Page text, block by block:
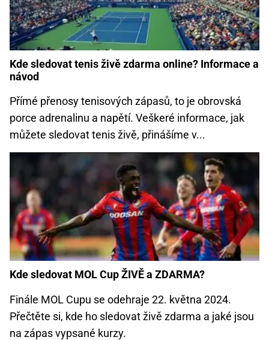
Kde sledovat tenis živě zdarma online? Informace a
návod
Přímé přenosy tenisových zápasů, to je obrovská
porce adrenalinu a napětí. Veškeré informace, jak
můžete sledovat tenis živě, přinášíme v...
Kde sledovat MOL Cup ŽIVĚ a ZDARMA?
Finále MOL Cupu se odehraje 22. května 2024.
Přečtěte si, kde ho sledovat živě zdarma a jaké jsou
na zápas vypsané kurzy.